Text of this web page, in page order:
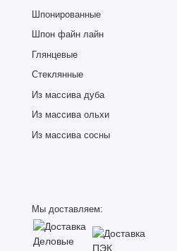
Шпонированные
Шпон файн лайн
Глянцевые
Стеклянные
Из массива дуба
Из массива ольхи
Из массива сосны
Мы доставляем: